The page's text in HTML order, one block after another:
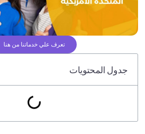
تعرف علي خدماتنا من هنا
جدول المحتويات